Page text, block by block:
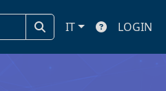
IT LOGIN